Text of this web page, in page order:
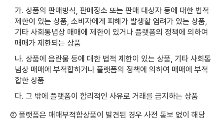
가. 상품의 판매방식, 판매장소 또는 판매 대상자 등에 대한 법적
제한이 있는 상품, 소비자에게 피해가 발생할 염려가 있는 상품,
기타 사회통념상 매매에 제한이 있거나 플랫폼의 정책에 의하여
매매가 제한되는 상품
나. 상품에 음란물 등에 대한 법적 제한이 있는 상품, 기타 사회통
념상 매매에 부적합하거나 플랫폼의 정책에 의하여 매매에 부적
합한 상품
다. 그 밖에 플랫폼이 합리적인 사유로 거래를 금지하는 상품
② 플랫폼은 매매부적합상품이 발견된 경우 사전 통보 없이 해당